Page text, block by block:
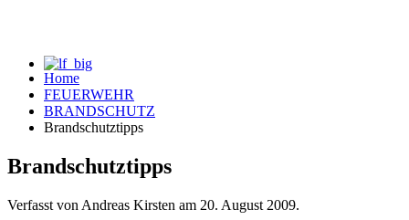
Home
FEUERWEHR
BRANDSCHUTZ
Brandschutztipps
Brandschutztipps
Verfasst von Andreas Kirsten am 20. August 2009.